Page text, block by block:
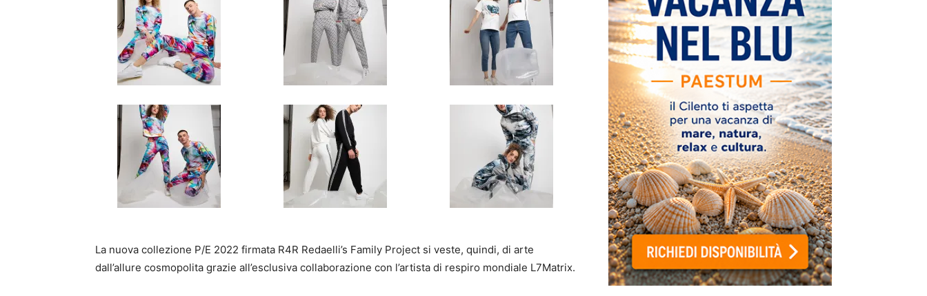
La nuova collezione P/E 2022 firmata R4R Redaelli’s Family Project si veste, quindi, di arte
dall’allure cosmopolita grazie all’esclusiva collaborazione con l’artista di respiro mondiale L7Matrix.